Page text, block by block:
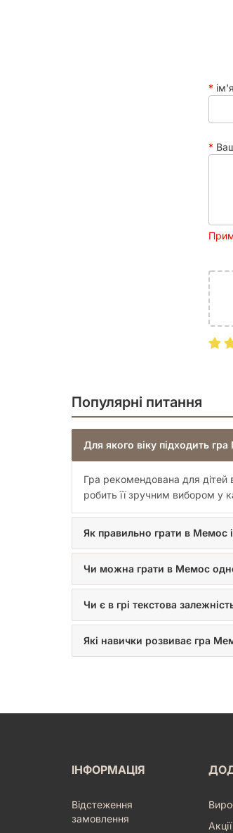
ім'я
Популярні питання
Для якого віку підходить
Гра рекомендована для дітей
робить її зручним вибором у
Як правильно грати в Мемос
Чи можна грати в Мемос
Чи є в грі текстова
Які навички розвиває гра
ІНФОРМАЦІЯ
Відстеження
замовлення
Акції